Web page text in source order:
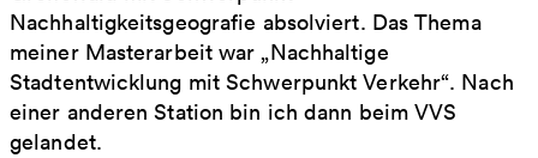
Nachhaltigkeitsgeografie absolviert. Das Thema
meiner Masterarbeit war „Nachhaltige
Stadtentwicklung mit Schwerpunkt Verkehr“. Nach
einer anderen Station bin ich dann beim VVS
gelandet.